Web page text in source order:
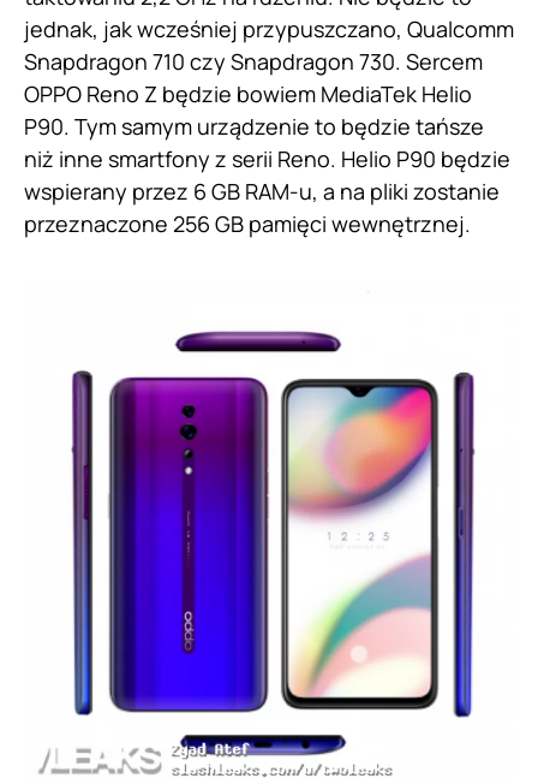
jednak, jak wcześniej przypuszczano, Qualcomm
Snapdragon 710 czy Snapdragon 730. Sercem
OPPO Reno Z będzie bowiem MediaTek Helio
P90. Tym samym urządzenie to będzie tańsze
niż inne smartfony z serii Reno. Helio P90 będzie
wspierany przez 6 GB RAM-u, a na pliki zostanie
przeznaczone 256 GB pamięci wewnętrznej.